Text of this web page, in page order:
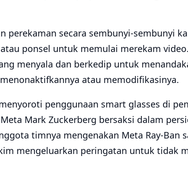
perekaman secara sembunyi-sembunyi
ponsel untuk memulai merekam
menyala dan berkedip untuk
atau memodifikasinya.
penggunaan smart glasses di
Mark Zuckerberg bersaksi dalam
timnya mengenakan Meta Ray-Ban
mengeluarkan peringatan untuk tidak